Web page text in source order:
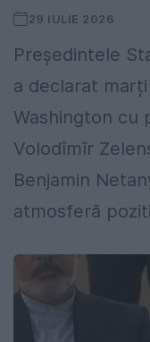
29 IULIE 2026
Președintele
a declarat
Washington cu
Volodîmîr
Benjamin
atmosferă